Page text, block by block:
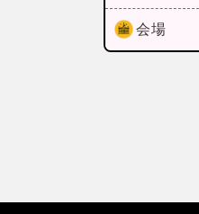
会場